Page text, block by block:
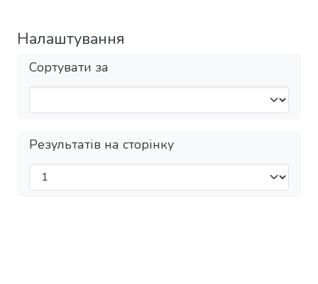
Налаштування
Сортувати за
Результатів на сторінку